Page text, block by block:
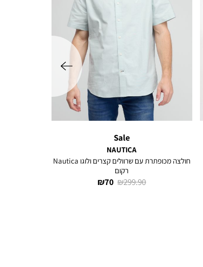
Sale
NAUTICA
חולצה מכופתרת עם שרוולים קצרים ולוגו Nautica
רקום
מחיר
70 ₪
מחיר
299.90 ₪
שמאלה